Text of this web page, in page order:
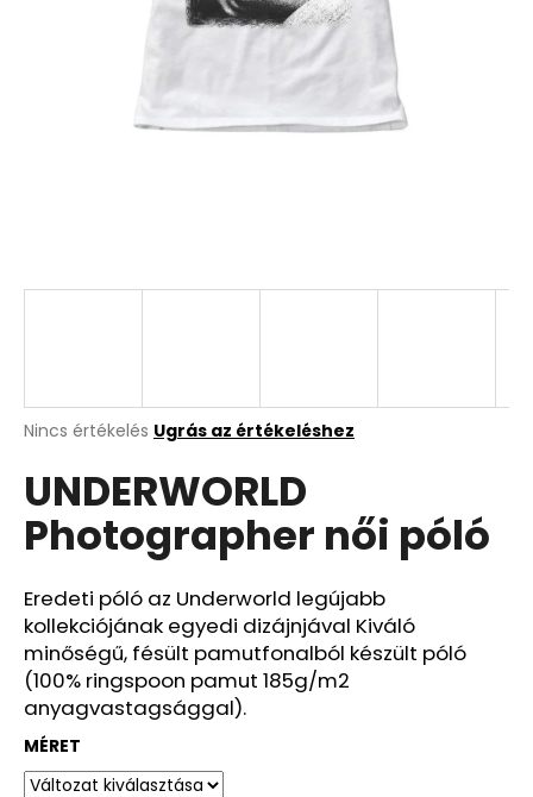
A
átlagos
értékelése
5-
ből
csillag.
Nincs értékelés Ugrás az értékeléshez
UNDERWORLD
Photographer női póló
Eredeti póló az Underworld legújabb
kollekciójának egyedi dizájnjával Kiváló
minőségű, fésült pamutfonalból készült póló
(100% ringspoon pamut 185g/m2
anyagvastagsággal).
MÉRET